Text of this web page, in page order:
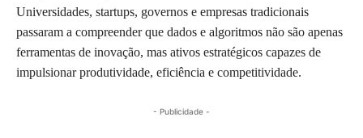
Universidades, startups, governos e empresas tradicionais
passaram a compreender que dados e algoritmos não são apenas
ferramentas de inovação, mas ativos estratégicos capazes de
impulsionar produtividade, eficiência e competitividade.
- Publicidade -